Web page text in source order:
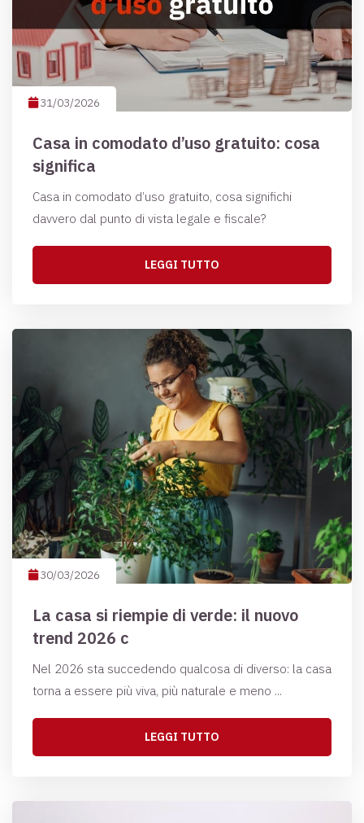
31/03/2026
Casa in comodato d’uso gratuito: cosa
significa
Casa in comodato d’uso gratuito, cosa significhi
davvero dal punto di vista legale e fiscale?
LEGGI TUTTO
30/03/2026
La casa si riempie di verde: il nuovo
trend 2026 c
Nel 2026 sta succedendo qualcosa di diverso: la casa
torna a essere più viva, più naturale e meno ...
LEGGI TUTTO